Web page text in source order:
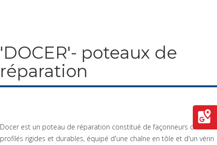
'DOCER'- poteaux de
réparation
Docer est un poteau de réparation constitué de façonneurs de
profilés rigides et durables, équipé d'une chaîne en tôle et d'un vérin